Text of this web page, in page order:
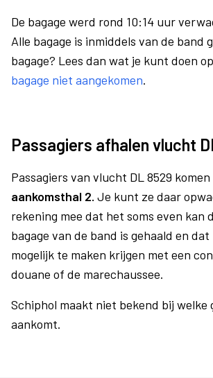
De bagage werd rond 10:14 uur
Alle bagage is inmiddels van de band
bagage? Lees dan wat je kunt doen
bagage niet aangekomen.
Passagiers afhalen vlucht
Passagiers van vlucht DL 8529 komen
aankomsthal 2. Je kunt ze daar
rekening mee dat het soms even kan
bagage van de band is gehaald en dat
mogelijk te maken krijgen met een
douane of de marechaussee.
Schiphol maakt niet bekend bij welke
aankomt.